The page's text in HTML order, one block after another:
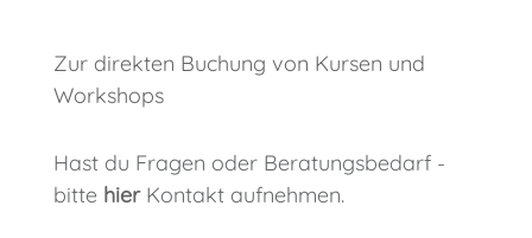
Zur direkten Buchung von Kursen und
Workshops
Hast du Fragen oder Beratungsbedarf -
bitte hierKontakt aufnehmen.